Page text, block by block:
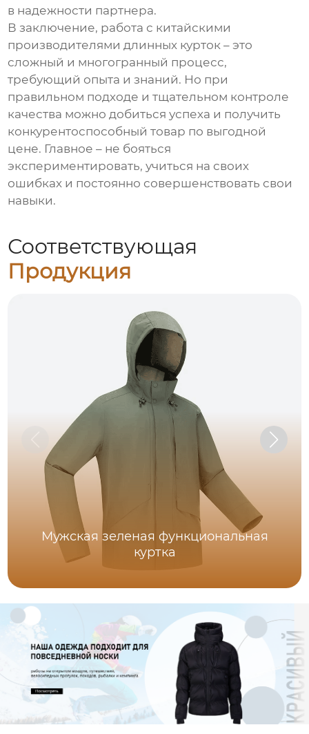
в надежности партнера.
В заключение, работа с китайскими
производителямидлинных курток – это
сложный и многогранный процесс,
требующий опыта и знаний. Но при
правильном подходе и тщательном контроле
качества можно добиться успеха и получить
конкурентоспособный товар по выгодной
цене. Главное – не бояться
экспериментировать, учиться на своих
ошибках и постоянно совершенствовать свои
навыки.
Соответствующая
Продукция
Мужская зеленая функциональная
куртка